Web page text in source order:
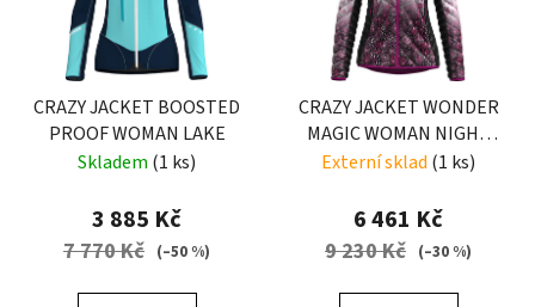
CRAZY JACKET BOOSTED
PROOF WOMAN LAKE
Skladem (1 ks)
3 885 Kč
7 770 Kč (–50 %)
CRAZY JACKET WONDER
MAGIC WOMAN NIGHT
FLOWER
Externí sklad (1 ks)
6 461 Kč
9 230 Kč (–30 %)